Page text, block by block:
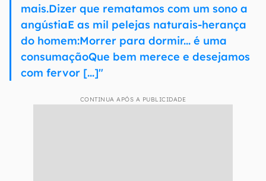
mais.Dizer que rematamos com um sono a
angústiaE as mil pelejas naturais-herança
do homem:Morrer para dormir... é uma
consumaçãoQue bem merece e desejamos
com fervor [...]"
CONTINUA APÓS A PUBLICIDADE